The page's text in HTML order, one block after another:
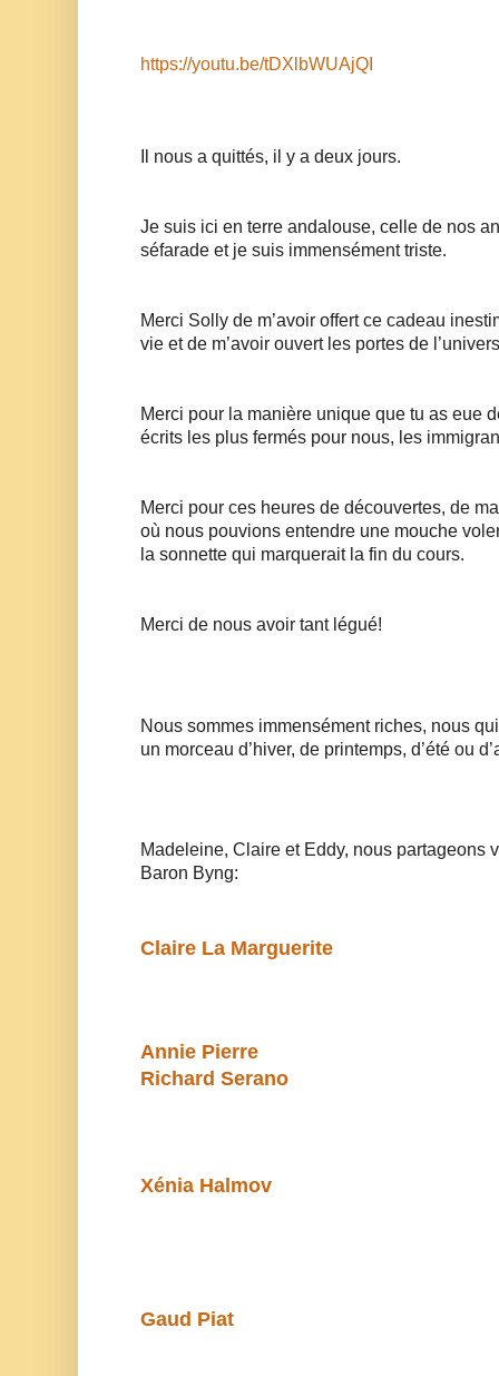
https://youtu.be/tDXlbWUAjQI
Il nous a quittés, il y a deux jours.
Je suis ici en terre andalouse, celle de nos
séfarade et je suis immensément triste.
Merci Solly de m’avoir offert ce cadeau
vie et de m’avoir ouvert les portes de
Merci pour la manière unique que tu as eue
écrits les plus fermés pour nous, les
Merci pour ces heures de découvertes, de
où nous pouvions entendre une mouche
la sonnette qui marquerait la fin du cours.
Merci de nous avoir tant légué!
Nous sommes immensément riches, nous
un morceau d’hiver, de printemps, d’été ou
Madeleine, Claire et Eddy, nous partageons
Baron Byng:
Claire La Marguerite
Annie Pierre
Richard Serano
Xénia Halmov
Gaud Piat